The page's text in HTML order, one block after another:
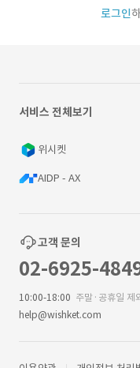
로그인
서비스 전체보기
위시켓
AIDP - AX
고객 문의
02-6925-
10:00-18:00 주말·공휴일 제
help@wishket.com